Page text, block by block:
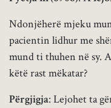
Ndonjëherë mjeku
pacientin lidhur me
mund ti thuhen në sy.
këtë rast mëkatar?
Përgjigja: Lejohet ta